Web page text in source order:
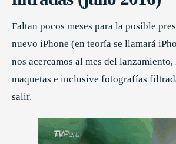
Faltan pocos meses para la posible
nuevo iPhone (en teoría se llamará
nos acercamos al mes del
maquetas e inclusive fotografías
salir.